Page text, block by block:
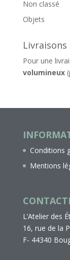
Non classé
Objets
Pour une
volumineux
Conditions
Mentions
L’Atelier des
16, rue de la
F- 44340